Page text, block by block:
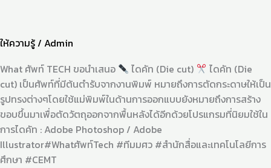
ให้ความรู้/ Admin
What ศัพท์ TECH ขอนำเสนอ
ไดคัท (Die cut)
ไดคัท (Die
cut) เป็นศัพท์ที่มีต้นตำรับจากงานพิมพ์ หมายถึงการตัดกระดาษให้เป็น
รูปทรงต่างๆโดยใช้แม่พิมพ์ในด้านการออกแบบยังหมายถึงการสร้าง
ขอบขึ้นมาเพื่อตัดวัตถุออกจากพื้นหลังได้อีกด้วยโปรแกรมที่นิยมใช้ใน
การไดคัท : Adobe Photoshop / Adobe
Illustrator#Whatศัพท์Tech #ทีมมศว #สำนักสื่อและเทคโนโลยีการ
ศึกษา #CEMT